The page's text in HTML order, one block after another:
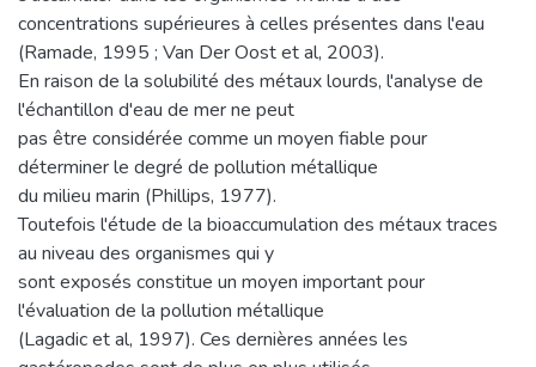
concentrations supérieures à celles présentes dans l'eau
(Ramade, 1995 ; Van Der Oost et al, 2003).
En raison de la solubilité des métaux lourds, l'analyse de
l'échantillon d'eau de mer ne peut
pas être considérée comme un moyen fiable pour
déterminer le degré de pollution métallique
du milieu marin (Phillips, 1977).
Toutefois l'étude de la bioaccumulation des métaux traces
au niveau des organismes qui y
sont exposés constitue un moyen important pour
l'évaluation de la pollution métallique
(Lagadic et al, 1997). Ces dernières années les